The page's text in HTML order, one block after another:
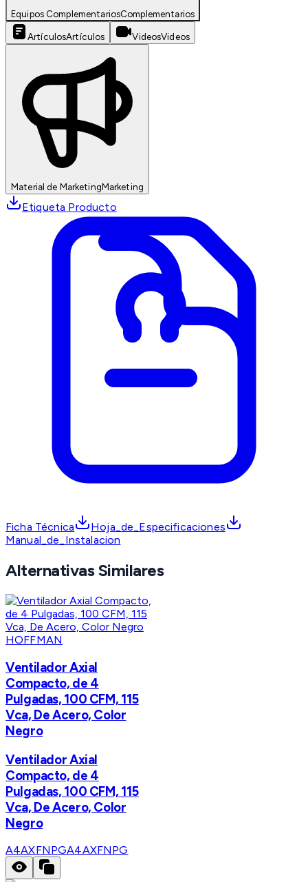
Equipos ComplementariosComplementarios
ArtículosArtículos VideosVideos
Material de MarketingMarketing
Etiqueta Producto
Ficha Técnica
Hoja_de_Especificaciones
Manual_de_Instalacion
Alternativas Similares
HOFFMAN
Ventilador Axial
Compacto, de 4
Pulgadas, 100 CFM, 115
Vca, De Acero, Color
Negro
Ventilador Axial
Compacto, de 4
Pulgadas, 100 CFM, 115
Vca, De Acero, Color
Negro
A4AXFNPGA4AXFNPG